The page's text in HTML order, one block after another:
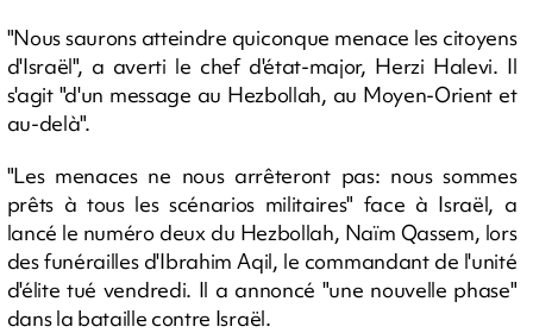
"Nous saurons atteindre quiconque menace les citoyens
d'Israël", a averti le chef d'état-major, Herzi Halevi. Il
s'agit "d'un message au Hezbollah, au Moyen-Orient et
au-delà".
"Les menaces ne nous arrêteront pas: nous sommes
prêts à tous les scénarios militaires" face à Israël, a
lancé le numéro deux du Hezbollah, Naïm Qassem, lors
des funérailles d'Ibrahim Aqil, le commandant de l'unité
d'élite tué vendredi. Il a annoncé "une nouvelle phase"
dans la bataille contre Israël.